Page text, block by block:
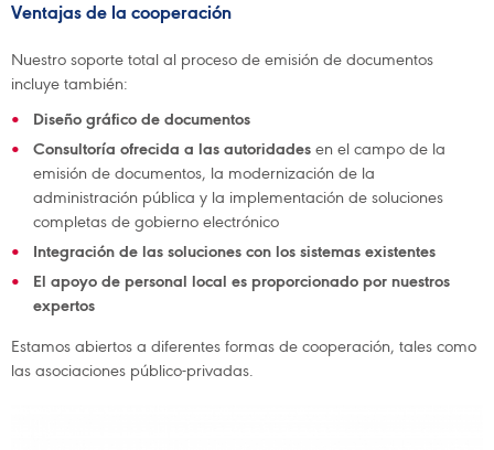
Ventajas de la cooperación
Nuestro soporte total al proceso de emisión de documentos
incluye también:
Diseño gráfico de documentos
Consultoría ofrecida a las autoridades en el campo de la
emisión de documentos, la modernización de la
administración pública y la implementación de soluciones
completas de gobierno electrónico
Integración de las soluciones con los sistemas existentes
El apoyo de personal local es proporcionado por nuestros
expertos
Estamos abiertos a diferentes formas de cooperación, tales como
las asociaciones público-privadas.